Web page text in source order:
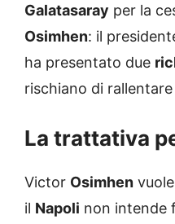
Galatasaray per la
Osimhen: il
ha presentato due
rischiano di
La trattativa
Victor Osimhen
il Napoli non intende